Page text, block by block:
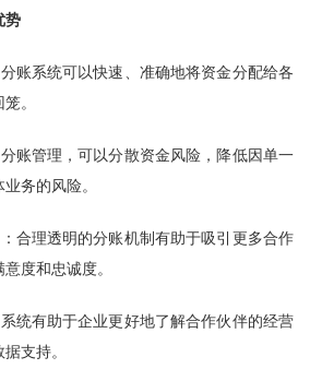
势
账系统可以快速、准确地将资金分配给各
。
账管理，可以分散资金风险，降低因单一
务的风险。
合理透明的分账机制有助于吸引更多合作
度和忠诚度。
统有助于企业更好地了解合作伙伴的经营
支持。